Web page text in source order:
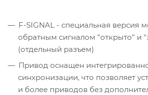
F-SIGNAL - специальная версия
обратным сигналом "открыто" и
(отдельный разъем)
Привод оснащен
синхронизации, что позволяет
и более приводов без